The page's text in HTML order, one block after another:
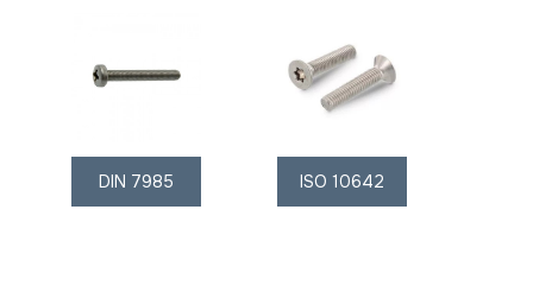
DIN 7985 ISO 10642